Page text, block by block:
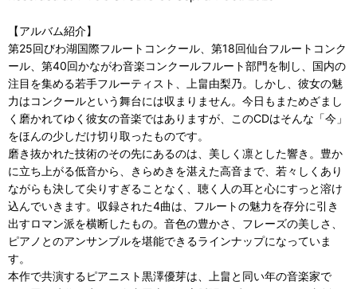
【アルバム紹介】
第25回びわ湖国際フルートコンクール、第18回仙台フルートコンク
ール、第40回かながわ音楽コンクールフルート部門を制し、国内の
注目を集める若手フルーティスト、上畠由梨乃。しかし、彼女の魅
力はコンクールという舞台には収まりません。今日もまためざまし
く磨かれてゆく彼女の音楽ではありますが、このCDはそんな「今」
をほんの少しだけ切り取ったものです。
磨き抜かれた技術のその先にあるのは、美しく凛とした響き。豊か
に立ち上がる低音から、きらめきを湛えた高音まで、若々しくあり
ながらも決して尖りすぎることなく、聴く人の耳と心にすっと溶け
込んでいきます。収録された4曲は、フルートの魅力を存分に引き
出すロマン派を横断したもの。音色の豊かさ、フレーズの美しさ、
ピアノとのアンサンブルを堪能できるラインナップになっていま
す。
本作で共演するピアニスト黒澤優芽は、上畠と同い年の音楽家で